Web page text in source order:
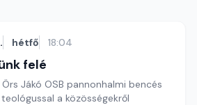
hétfő 18:04
felé
Örs Jákó OSB pannonhalmi bencés
a közösségekről